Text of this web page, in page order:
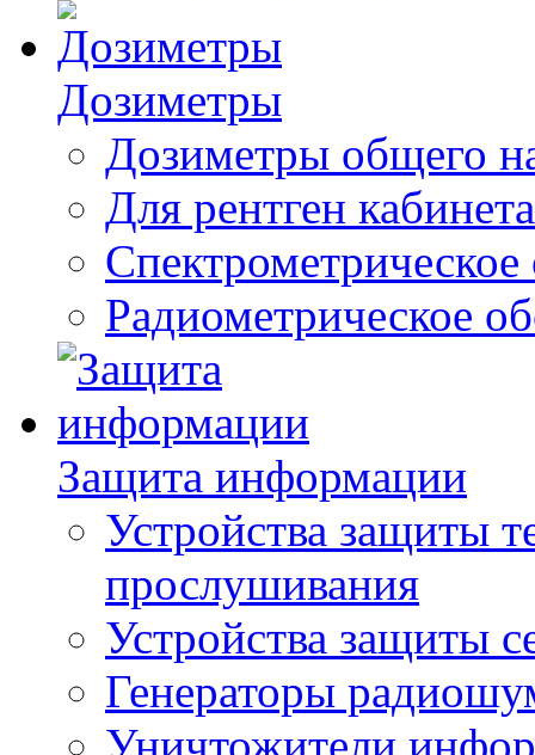
Дозиметры
Дозиметры общего
Для рентген кабинета
Радиометрическое
Защита информации
Устройства защиты
прослушивания
Устройства защиты
Генераторы
Уничтожители